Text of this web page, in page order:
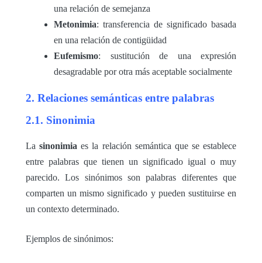
una relación de semejanza
Metonimia: transferencia de significado basada
en una relación de contigüidad
Eufemismo: sustitución de una expresión
desagradable por otra más aceptable socialmente
2. Relaciones semánticas entre palabras
2.1. Sinonimia
Lasinonimia es la relación semántica que se establece
entre palabras que tienen un significado igual o muy
parecido. Los sinónimos son palabras diferentes que
comparten un mismo significado y pueden sustituirse en
un contexto determinado.
Ejemplos de sinónimos: